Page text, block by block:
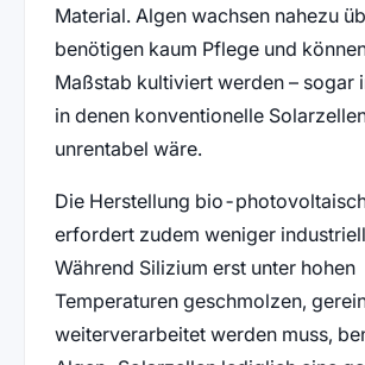
Material. Algen wachsen nahezu
benötigen kaum Pflege und
Maßstab kultiviert werden – sogar
in denen konventionelle
unrentabel wäre.
Die Herstellung bio-
erfordert zudem weniger
Während Silizium erst unter hohen
Temperaturen geschmolzen,
weiterverarbeitet werden muss,